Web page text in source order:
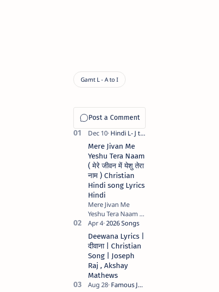
Mere Jivan Me
Yeshu Tera Naam
( मेरे जीवन में येशु तेरा
नाम ) Christian
Hindi song Lyrics
Hindi
Mere Jivan Me
Yeshu Tera Naam (
मेरे जीवन में येशु तेरा नाम )
Christian Hindi
song Lyrics Hindi
Anil Kant …
Deewana Lyrics |
दीवाना | Christian
Song | Joseph
Raj , Akshay
Mathews